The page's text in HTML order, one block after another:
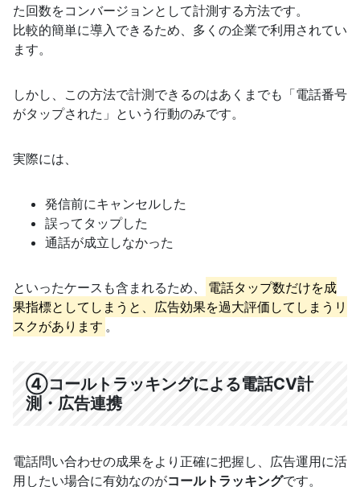
た回数をコンバージョンとして計測する方法です。
比較的簡単に導入できるため、多くの企業で利用されてい
ます。
しかし、この方法で計測できるのはあくまでも「電話番号
がタップされた」という行動のみです。
実際には、
発信前にキャンセルした
誤ってタップした
通話が成立しなかった
といったケースも含まれるため、
電話タップ数だけを成
果指標としてしまうと、広告効果を過大評価してしまうリ
スクがあります 。
④コールトラッキングによる電話CV計
測・広告連携
電話問い合わせの成果をより正確に把握し、広告運用に活
用したい場合に有効なのがコールトラッキングです。